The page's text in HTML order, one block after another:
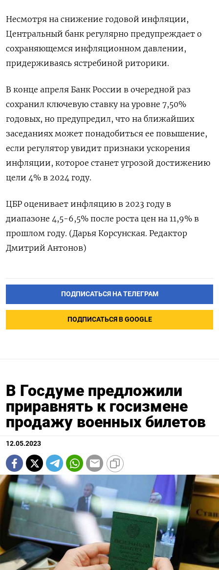
Несмотря на снижение годовой инфляции,
Центральный банк регулярно предупреждает о
сохраняющемся инфляционном давлении,
придерживаясь ястребиной риторики.
В конце апреля Банк России в очередной раз
сохранил ключевую ставку на уровне 7,50%
годовых, но предупредил, что на ближайших
заседаниях может понадобиться ее повышение,
если регулятор увидит признаки ускорения
инфляции, которое станет угрозой достижению
цели 4% в 2024 году.
ЦБР оценивает инфляцию в 2023 году в
диапазоне 4,5-6,5% после роста цен на 11,9% в
прошлом году. (Дарья Корсунская. Редактор
Дмитрий Антонов)
ПОДПИСАТЬСЯ НА ТЕЛЕГРАМ
ПОДПИСАТЬСЯ В GOOGLE
В Госдуме предложили
приравнять к госизмене
продажу военных билетов
12.05.2023